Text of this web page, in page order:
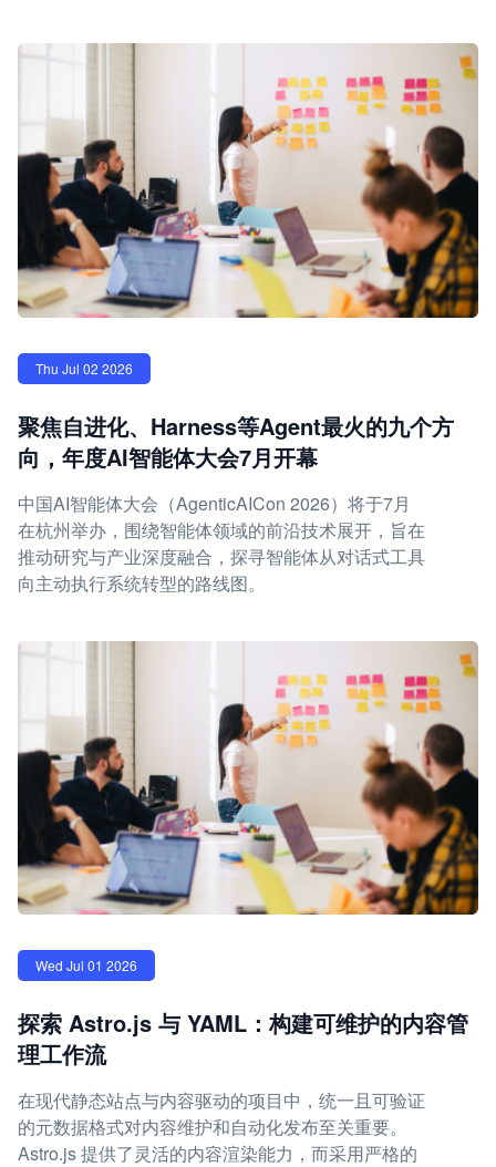
Thu Jul 02 2026
聚焦自进化、Harness等Agent最火的九个方
向，年度AI智能体大会7月开幕
中国AI智能体大会（AgenticAICon 2026）将于7月
在杭州举办，围绕智能体领域的前沿技术展开，旨在
推动研究与产业深度融合，探寻智能体从对话式工具
向主动执行系统转型的路线图。
Wed Jul 01 2026
探索 Astro.js 与 YAML：构建可维护的内容管
理工作流
在现代静态站点与内容驱动的项目中，统一且可验证
的元数据格式对内容维护和自动化发布至关重要。
Astro.js 提供了灵活的内容渲染能力，而采用严格的